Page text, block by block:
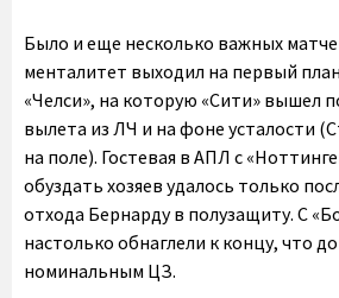
Было и еще несколько важных
менталитет выходил на первый
«Челси», на которую «Сити» вышел
вылета из ЛЧ и на фоне усталости
на поле). Гостевая в АПЛ с
обуздать хозяев удалось только
отхода Бернарду в полузащиту. С
настолько обнаглели к концу, что
номинальным ЦЗ.